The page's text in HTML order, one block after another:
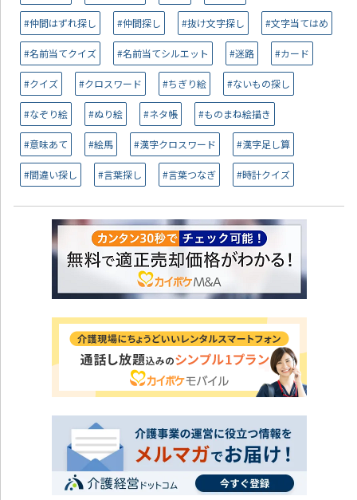
#仲間はずれ探し #仲間探し #抜け文字探し #文字当てはめ
#名前当てクイズ #名前当てシルエット #迷路 #カード
#クイズ #クロスワード #ちぎり絵 #ないもの探し
#なぞり絵 #ぬり絵 #ネタ帳 #ものまね絵描き
#意味あて #絵馬 #漢字クロスワード #漢字足し算
#間違い探し #言葉探し #言葉つなぎ #時計クイズ